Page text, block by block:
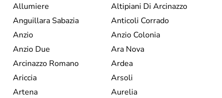
Allumiere
Altipiani Di Arcinazzo
Anguillara Sabazia
Anticoli Corrado
Anzio
Anzio Colonia
Anzio Due
Ara Nova
Arcinazzo Romano
Ardea
Ariccia
Arsoli
Artena
Aurelia